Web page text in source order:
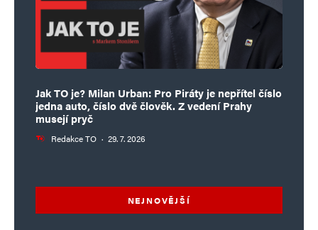
Jak TO je? Milan Urban: Pro Piráty je nepřítel číslo
jedna auto, číslo dvě člověk. Z vedení Prahy
musejí pryč
Redakce TO · 29. 7. 2026
NEJNOVĚJŠÍ